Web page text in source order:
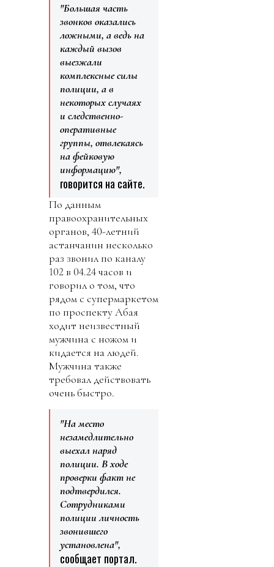
"Большая часть
звонков оказались
ложными, а ведь на
каждый вызов
выезжали
комплексные силы
полиции, а в
некоторых случаях
и следственно-
оперативные
группы, отвлекаясь
на фейковую
информацию",
говорится на сайте.
По данным
правоохранительных
органов, 40-летний
астанчанин несколько
раз звонил по каналу
102 в 04.24 часов и
говорил о том, что
рядом с супермаркетом
по проспекту Абая
ходит неизвестный
мужчина с ножом и
кидается на людей.
Мужчина также
требовал действовать
очень быстро.
"На место
незамедлительно
выехал наряд
полиции. В ходе
проверки факт не
подтвердился.
Сотрудниками
полиции личность
звонившего
установлена",
сообщает портал.